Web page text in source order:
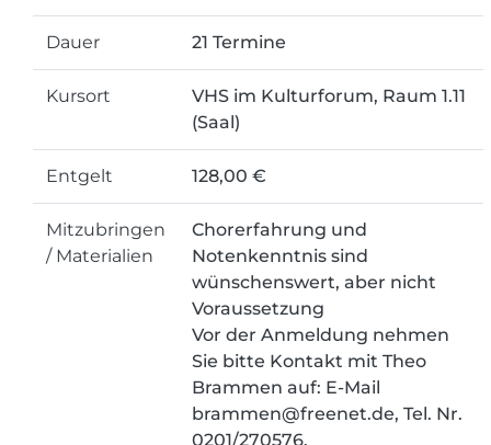
Dauer 21 Termine
Kursort
VHS im Kulturforum, Raum 1.11
(Saal)
Entgelt 128,00 €
Mitzubringen
/ Materialien
Chorerfahrung und
Notenkenntnis sind
wünschenswert, aber nicht
Voraussetzung
Vor der Anmeldung nehmen
Sie bitte Kontakt mit Theo
Brammen auf: E-Mail
brammen@freenet.de, Tel. Nr.
0201/270576.